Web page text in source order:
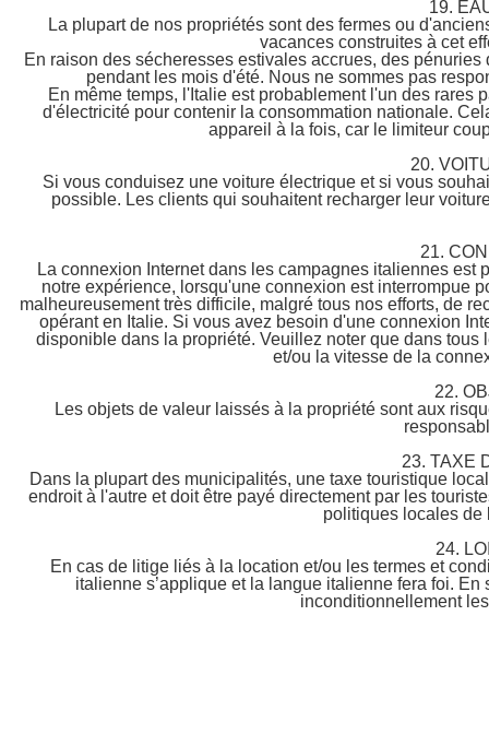
19.
La plupart de nos propriétés sont des fermes ou
vacances construites à cet
En raison des sécheresses estivales accrues, des
pendant les mois d'été. Nous ne sommes pas
En même temps, l'Italie est probablement l'un des rares
d'électricité pour contenir la consommation nationale.
appareil à la fois, car le limiteur
20.
Si vous conduisez une voiture électrique et si vous
possible. Les clients qui souhaitent recharger leur
21.
La connexion Internet dans les campagnes italiennes
notre expérience, lorsqu'une connexion est interrompue
malheureusement très difficile, malgré tous nos efforts, de
opérant en Italie. Si vous avez besoin d'une connexion
disponible dans la propriété. Veuillez noter que dans
et/ou la vitesse de la
22.
Les objets de valeur laissés à la propriété sont aux
23. TAXE
Dans la plupart des municipalités, une taxe touristique
endroit à l'autre et doit être payé directement par les
politiques locales de
24.
En cas de litige liés à la location et/ou les termes et
italienne s’applique et la langue italienne fera foi.
inconditionnellement